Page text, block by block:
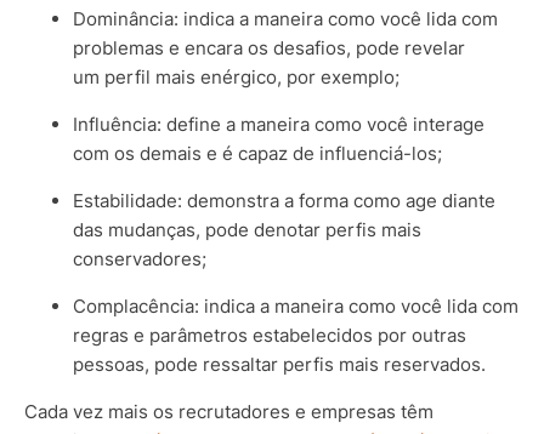
Dominância: indica a maneira como você lida com
problemas e encara os desafios, pode revelar
um perfil mais enérgico, por exemplo;
Influência: define a maneira como você interage
com os demais e é capaz de influenciá-los;
Estabilidade: demonstra a forma como age diante
das mudanças, pode denotar perfis mais
conservadores;
Complacência: indica a maneira como você lida com
regras e parâmetros estabelecidos por outras
pessoas, pode ressaltar perfis mais reservados.
Cada vez mais os recrutadores e empresas têm